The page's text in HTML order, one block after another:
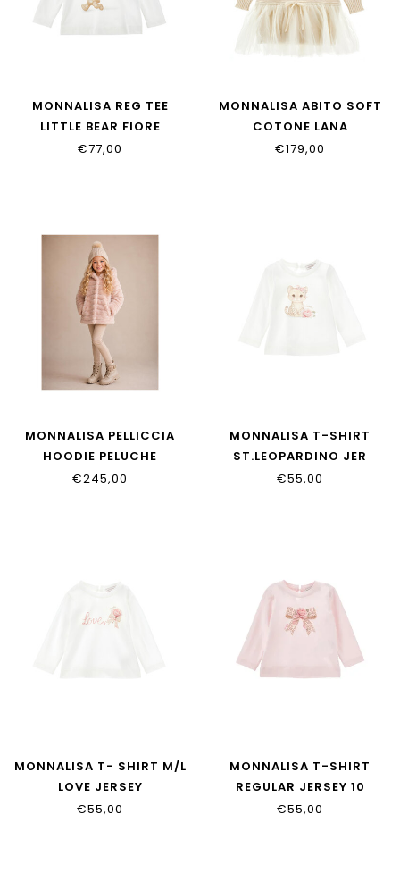
MONNALISA REG TEE
LITTLE BEAR FIORE
11H619_8201_0102
€77,00
MONNALISA ABITO SOFT
COTONE LANA
17H900_8060_029F
€179,00
MONNALISA PELLICCIA
HOODIE PELUCHE
17H101_8033_0091
€245,00
MONNALISA T-SHIRT
ST.LEOPARDINO JER
39H601_8002_0001
€55,00
MONNALISA T- SHIRT M/L
LOVE JERSEY
39H604_8002_0001
€55,00
MONNALISA T-SHIRT
REGULAR JERSEY 10
39H600_8002_0091
€55,00